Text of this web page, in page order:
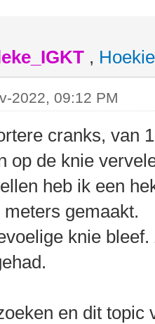
, Hoekie
2022, 09:12 PM
cranks, van
op de knie
heb ik een
meters gemaakt.
knie
en dit topic